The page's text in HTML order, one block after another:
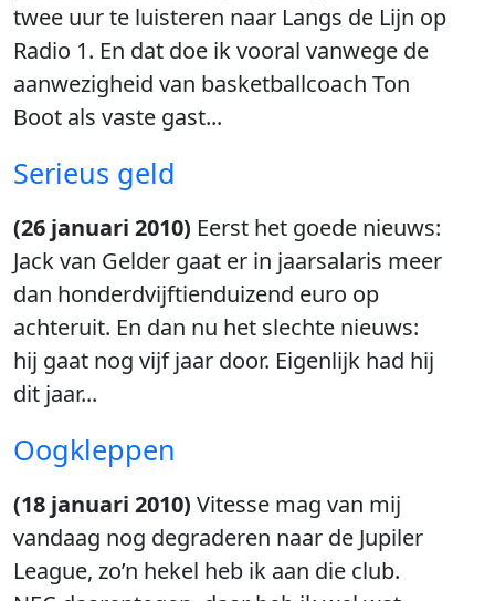
twee uur te luisteren naar Langs de Lijn op
Radio 1. En dat doe ik vooral vanwege de
aanwezigheid van basketballcoach Ton
Boot als vaste gast...
Serieus geld
(26 januari 2010) Eerst het goede nieuws:
Jack van Gelder gaat er in jaarsalaris meer
dan honderdvijftienduizend euro op
achteruit. En dan nu het slechte nieuws:
hij gaat nog vijf jaar door. Eigenlijk had hij
dit jaar...
Oogkleppen
(18 januari 2010) Vitesse mag van mij
vandaag nog degraderen naar de Jupiler
League, zo’n hekel heb ik aan die club.